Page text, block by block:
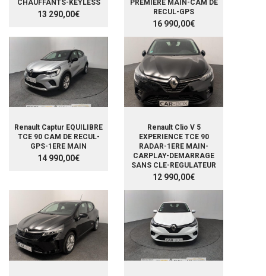
CHAUFFANTS-KEYLESS
13 290,00€
PREMIERE MAIN-CAM DE
RECUL-GPS
16 990,00€
Renault Captur EQUILIBRE
TCE 90 CAM DE RECUL-
GPS-1ERE MAIN
14 990,00€
Renault Clio V 5
EXPERIENCE TCE 90
RADAR-1ERE MAIN-
CARPLAY-DEMARRAGE
SANS CLE-REGULATEUR
12 990,00€